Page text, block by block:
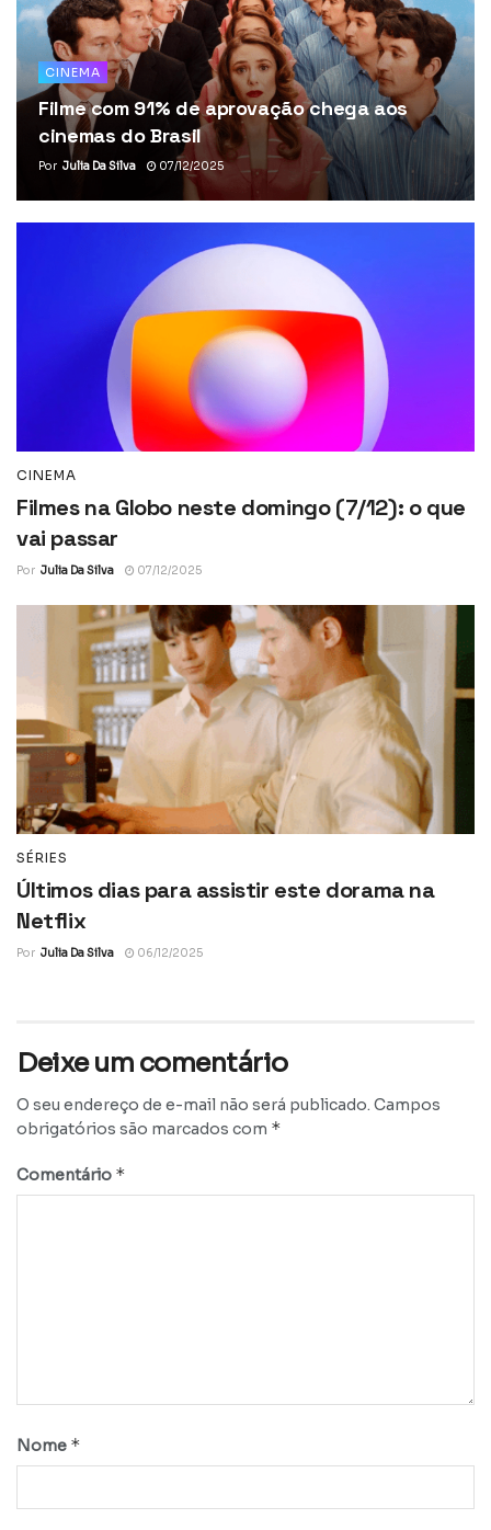
CINEMA
Filme com 91% de aprovação chega aos
cinemas do Brasil
Por Julia Da Silva 07/12/2025
CINEMA
Filmes na Globo neste domingo (7/12): o que
vai passar
Por Julia Da Silva 07/12/2025
SÉRIES
Últimos dias para assistir este dorama na
Netflix
Por Julia Da Silva 06/12/2025
Deixe um comentário
O seu endereço de e-mail não será publicado. Campos
obrigatórios são marcados com *
Comentário *
Nome *